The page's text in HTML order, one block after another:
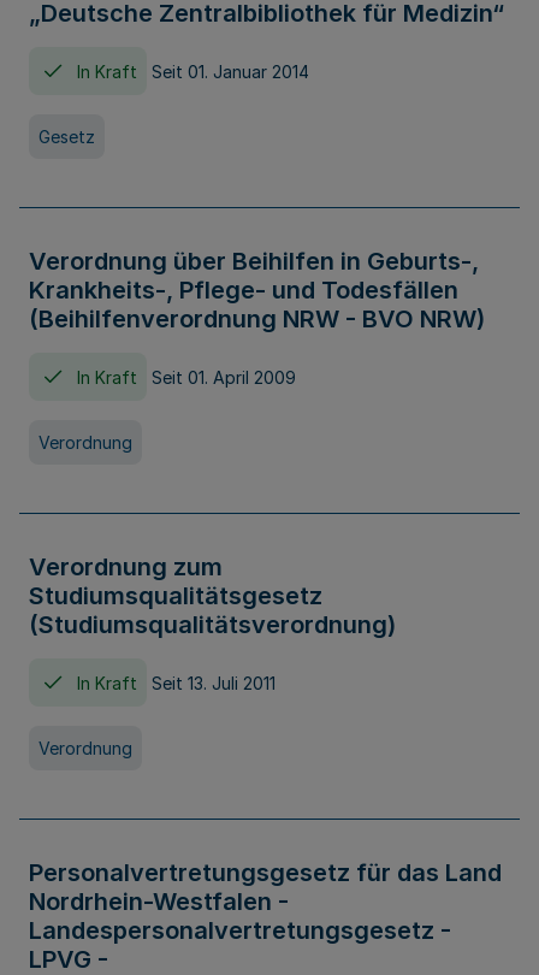
„Deutsche Zentralbibliothek für Medizin“
In Kraft Seit 01. Januar 2014
Gesetz
Verordnung über Beihilfen in Geburts-,
Krankheits-, Pflege- und Todesfällen
(Beihilfenverordnung NRW - BVO NRW)
In Kraft Seit 01. April 2009
Verordnung
Verordnung zum
Studiumsqualitätsgesetz
(Studiumsqualitätsverordnung)
In Kraft Seit 13. Juli 2011
Verordnung
Personalvertretungsgesetz für das Land
Nordrhein-Westfalen -
Landespersonalvertretungsgesetz -
LPVG -